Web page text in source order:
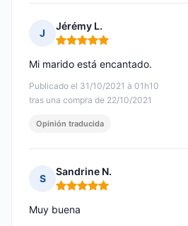
J
Jérémy L.
Nota: 5 de 5
Publicado el 31/10/2021 à 01h10
tras una compra de 22/10/2021
Mi marido está encantado.
Opinión traducida
S
Sandrine N.
Nota: 5 de 5
Muy buena